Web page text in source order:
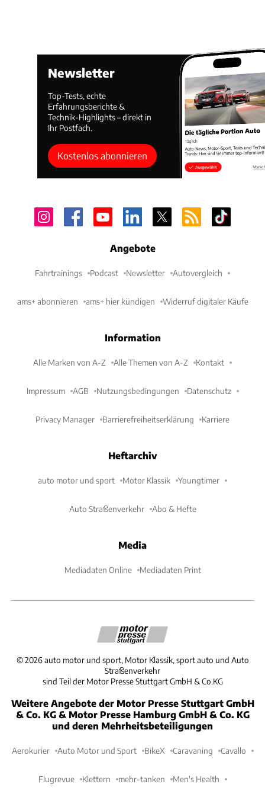
Newsletter
Top-Tests, echte
Erfahrungsberichte &
Technik-Highlights – direkt in
Ihr Postfach.
Kostenlos abonnieren
Angebote
Fahrtrainings Podcast Newsletter Autovergleich
ams+ abonnieren ams+ hier kündigen Widerruf digitaler Käufe
Information
Alle Marken von A-Z Alle Themen von A-Z Kontakt
Impressum AGB Nutzungsbedingungen Datenschutz
Privacy Manager Barrierefreiheitserklärung Karriere
Heftarchiv
auto motor und sport Motor Klassik Youngtimer
Auto Straßenverkehr Abo & Hefte
Media
Mediadaten Online Mediadaten Print
©2026 auto motor und sport, Motor Klassik, sport auto und Auto
Straßenverkehr
sind Teil der Motor Presse Stuttgart GmbH & Co.KG
Weitere Angebote der Motor Presse Stuttgart GmbH
& Co. KG & Motor Presse Hamburg GmbH & Co. KG
und deren Mehrheitsbeteiligungen
Aerokurier Auto Motor und Sport BikeX Caravaning Cavallo
Flugrevue Klettern mehr-tanken Men's Health